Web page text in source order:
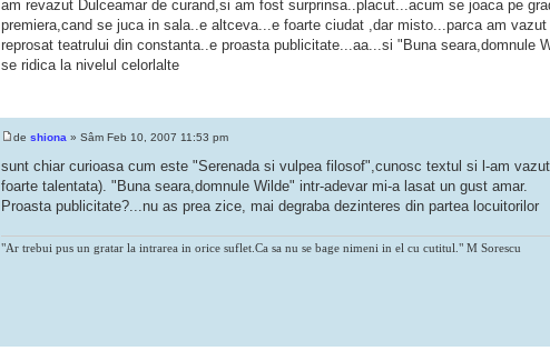
am revazut Dulceamar de curand,si am fost surprinsa..placut...acum se joaca pe
premiera,cand se juca in sala..e altceva...e foarte ciudat ,dar misto...parca am
reprosat teatrului din constanta..e proasta publicitate...aa...si "Buna seara,domnule
se ridica la nivelul celorlalte
de shiona » Sâm Feb 10, 2007 11:53 pm
sunt chiar curioasa cum este "Serenada si vulpea filosof",cunosc textul si l-am
foarte talentata). "Buna seara,domnule Wilde" intr-adevar mi-a lasat un gust amar.
Proasta publicitate?...nu as prea zice, mai degraba dezinteres din partea locuitorilor
"Ar trebui pus un gratar la intrarea in orice suflet.Ca sa nu se bage nimeni in el cu cutitul." M Sorescu